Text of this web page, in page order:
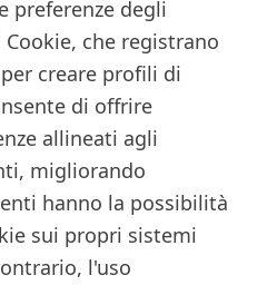
preferenze degli
che registrano
creare profili di
di offrire
allineati agli
migliorando
hanno la possibilità
sui propri sistemi
l'uso